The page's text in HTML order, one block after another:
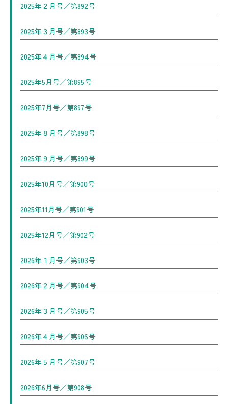
2025年２月号／第892号
2025年３月号／第893号
2025年４月号／第894号
2025年5月号／第895号
2025年7月号／第897号
2025年８月号／第898号
2025年９月号／第899号
2025年10月号／第900号
2025年11月号／第901号
2025年12月号／第902号
2026年１月号／第903号
2026年２月号／第904号
2026年３月号／第905号
2026年４月号／第906号
2026年５月号／第907号
2026年6月号／第908号